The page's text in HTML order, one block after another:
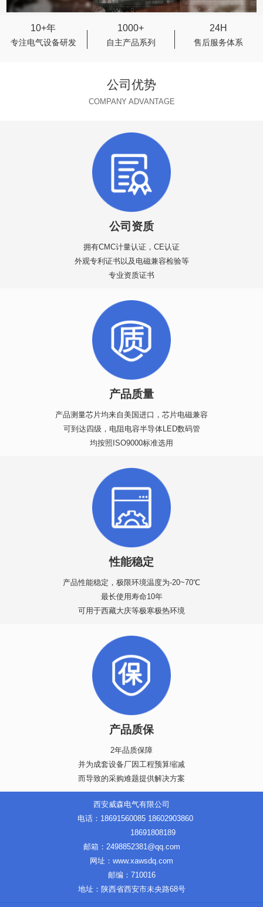
10+年
专注电气设备研发
1000+
自主产品系列
24H
售后服务体系
公司优势
COMPANY ADVANTAGE
公司资质
拥有CMC计量认证，CE认证
外观专利证书以及电磁兼容检验等
专业资质证书
产品质量
产品测量芯片均来自美国进口，芯片电磁兼容
可到达四级，电阻电容半导体LED数码管
均按照ISO9000标准选用
性能稳定
产品性能稳定，极限环境温度为-20~70℃
最长使用寿命10年
可用于西藏大庆等极寒极热环境
产品质保
2年品质保障
并为成套设备厂因工程预算缩减
而导致的采购难题提供解决方案
西安威森电气有限公司
电话：18691560085 18602903860
18691808189
邮箱：2498852381@qq.com
网址：www.xawsdq.com
邮编：710016
地址：陕西省西安市未央路68号